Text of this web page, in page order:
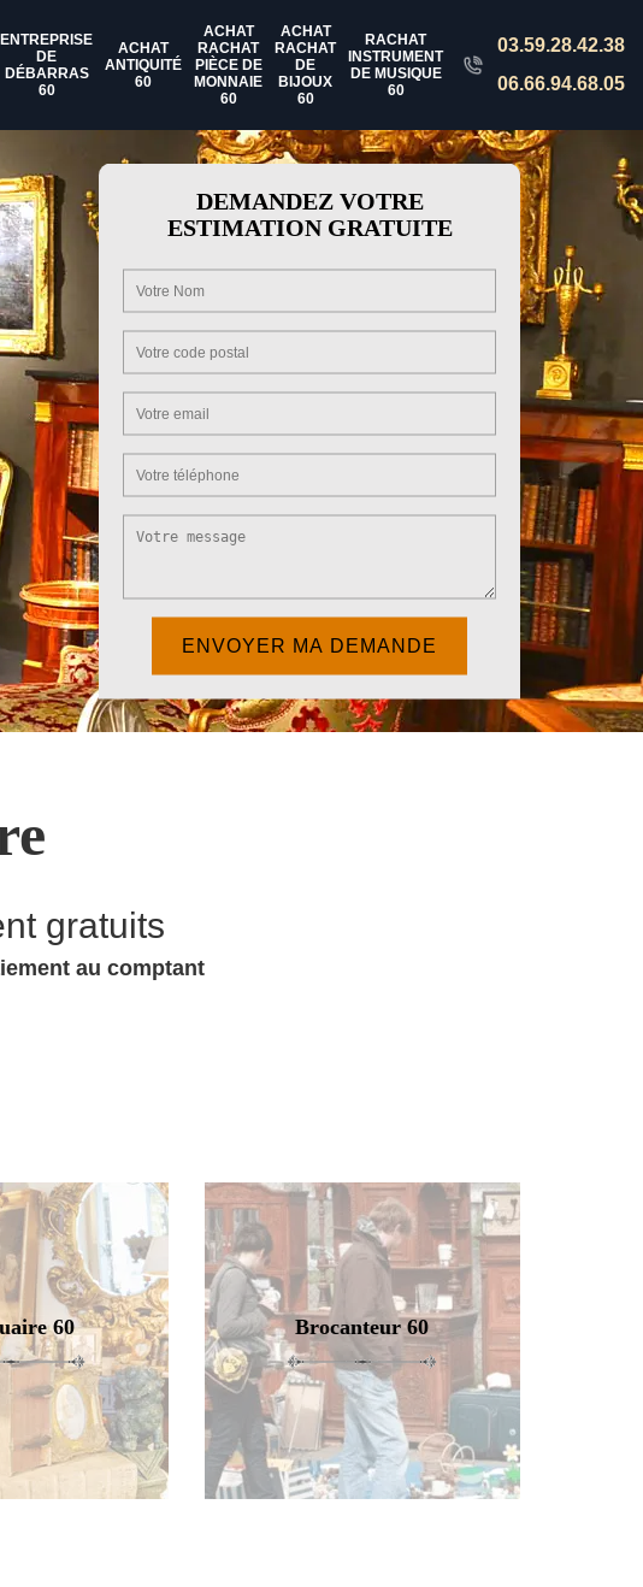
ENTREPRISE
DE
DÉBARRAS
60
ACHAT
ANTIQUITÉ
60
ACHAT
RACHAT
PIÈCE DE
MONNAIE
60
ACHAT
RACHAT
DE
BIJOUX
60
RACHAT
INSTRUMENT
DE MUSIQUE
60
03.59.28.42.38
06.66.94.68.05
DEMANDEZ VOTRE
ESTIMATION GRATUITE
gratuits
au comptant
60 Brocanteur 60